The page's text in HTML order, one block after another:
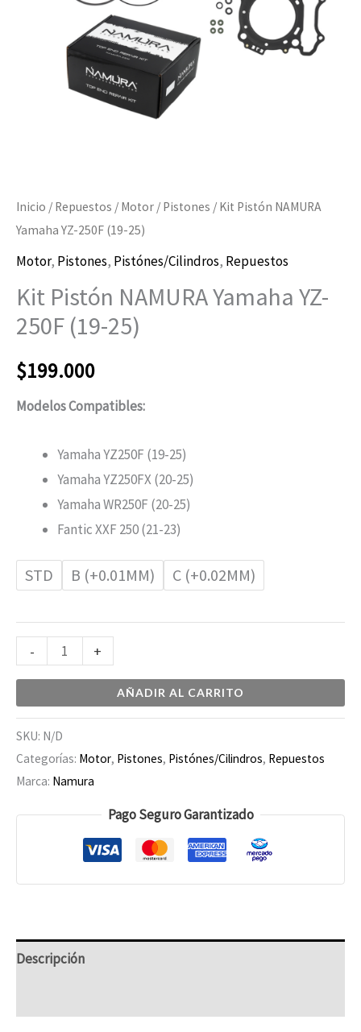
Inicio / Repuestos / Motor / Pistones / Kit Pistón NAMURA
Yamaha YZ-250F (19-25)
Motor, Pistones, Pistónes/Cilindros, Repuestos
Kit Pistón NAMURA Yamaha YZ-
250F (19-25)
$199.000
Modelos Compatibles:
Yamaha YZ250F (19-25)
Yamaha YZ250FX (20-25)
Yamaha WR250F (20-25)
Fantic XXF 250 (21-23)
STD B (+0.01MM) C (+0.02MM)
-
cantidad
+
AÑADIR AL CARRITO
SKU: N/D
Categorías: Motor, Pistones, Pistónes/Cilindros, Repuestos
Marca: Namura
Pago Seguro Garantizado
Descripción